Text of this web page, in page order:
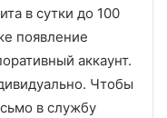
в сутки до 100
появление
аккаунт.
Чтобы
в службу